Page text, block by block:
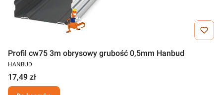
Profil cw75 3m obrysowy grubość 0,5mm Hanbud
HANBUD
17,49 zł